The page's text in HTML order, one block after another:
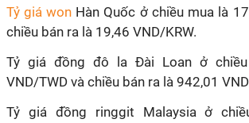
Tỷ giá won Hàn Quốc ở chiều mua là
chiều bán ra là 19,46 VND/KRW.
Tỷ giá đồng đô la Đài Loan ở
VND/TWD và chiều bán ra là 942,01
Tỷ giá đồng ringgit Malaysia ở